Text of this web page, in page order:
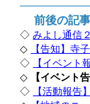
前後の記事
◇みよし通信
◇
【告知】寺
◇
【イベント
◇
【イベント
◇
【活動報告